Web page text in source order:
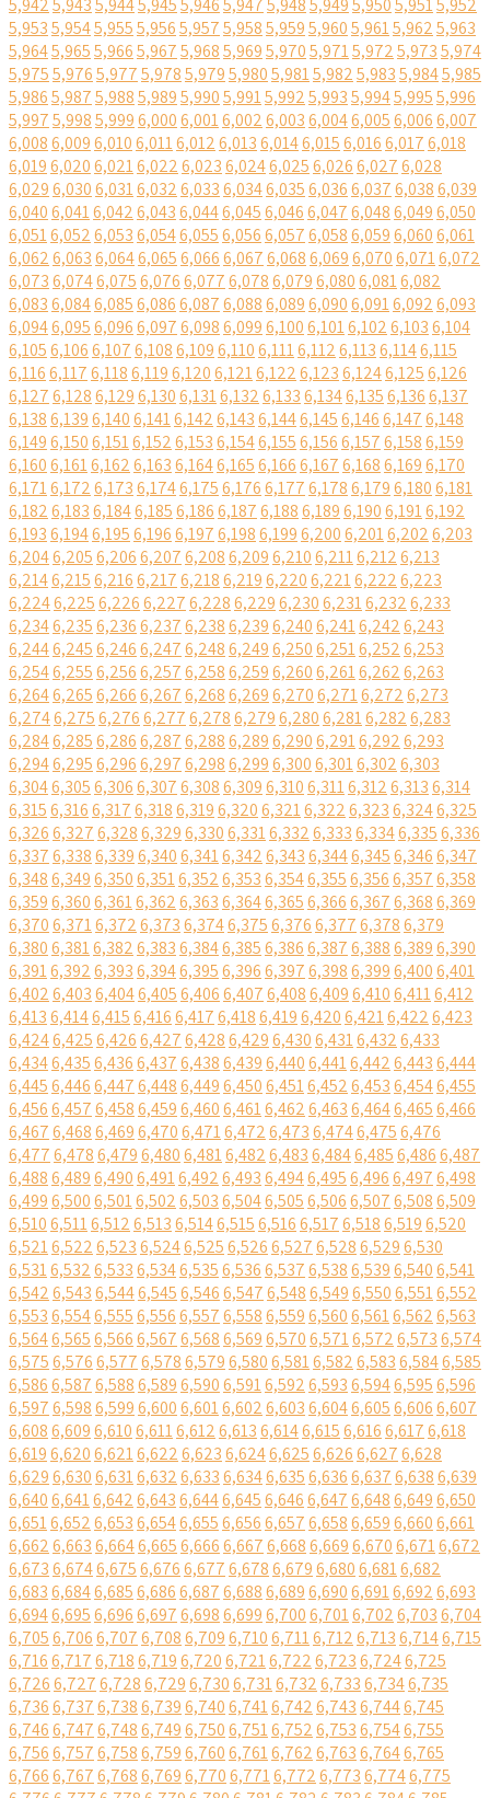
5,9425,9435,9445,9455,9465,9475,9485,9495,9505,9515,952
5,9535,9545,9555,9565,9575,9585,9595,9605,9615,9625,963
5,9645,9655,9665,9675,9685,9695,9705,9715,9725,9735,974
5,9755,9765,9775,9785,9795,9805,9815,9825,9835,9845,985
5,9865,9875,9885,9895,9905,9915,9925,9935,9945,9955,996
5,9975,9985,9996,0006,0016,0026,0036,0046,0056,0066,007
6,0086,0096,0106,0116,0126,0136,0146,0156,0166,0176,018
6,0196,0206,0216,0226,0236,0246,0256,0266,0276,028
6,0296,0306,0316,0326,0336,0346,0356,0366,0376,0386,039
6,0406,0416,0426,0436,0446,0456,0466,0476,0486,0496,050
6,0516,0526,0536,0546,0556,0566,0576,0586,0596,0606,061
6,0626,0636,0646,0656,0666,0676,0686,0696,0706,0716,072
6,0736,0746,0756,0766,0776,0786,0796,0806,0816,082
6,0836,0846,0856,0866,0876,0886,0896,0906,0916,0926,093
6,0946,0956,0966,0976,0986,0996,1006,1016,1026,1036,104
6,1056,1066,1076,1086,1096,1106,1116,1126,1136,1146,115
6,1166,1176,1186,1196,1206,1216,1226,1236,1246,1256,126
6,1276,1286,1296,1306,1316,1326,1336,1346,1356,1366,137
6,1386,1396,1406,1416,1426,1436,1446,1456,1466,1476,148
6,1496,1506,1516,1526,1536,1546,1556,1566,1576,1586,159
6,1606,1616,1626,1636,1646,1656,1666,1676,1686,1696,170
6,1716,1726,1736,1746,1756,1766,1776,1786,1796,1806,181
6,1826,1836,1846,1856,1866,1876,1886,1896,1906,1916,192
6,1936,1946,1956,1966,1976,1986,1996,2006,2016,2026,203
6,2046,2056,2066,2076,2086,2096,2106,2116,2126,213
6,2146,2156,2166,2176,2186,2196,2206,2216,2226,223
6,2246,2256,2266,2276,2286,2296,2306,2316,2326,233
6,2346,2356,2366,2376,2386,2396,2406,2416,2426,243
6,2446,2456,2466,2476,2486,2496,2506,2516,2526,253
6,2546,2556,2566,2576,2586,2596,2606,2616,2626,263
6,2646,2656,2666,2676,2686,2696,2706,2716,2726,273
6,2746,2756,2766,2776,2786,2796,2806,2816,2826,283
6,2846,2856,2866,2876,2886,2896,2906,2916,2926,293
6,2946,2956,2966,2976,2986,2996,3006,3016,3026,303
6,3046,3056,3066,3076,3086,3096,3106,3116,3126,3136,314
6,3156,3166,3176,3186,3196,3206,3216,3226,3236,3246,325
6,3266,3276,3286,3296,3306,3316,3326,3336,3346,3356,336
6,3376,3386,3396,3406,3416,3426,3436,3446,3456,3466,347
6,3486,3496,3506,3516,3526,3536,3546,3556,3566,3576,358
6,3596,3606,3616,3626,3636,3646,3656,3666,3676,3686,369
6,3706,3716,3726,3736,3746,3756,3766,3776,3786,379
6,3806,3816,3826,3836,3846,3856,3866,3876,3886,3896,390
6,3916,3926,3936,3946,3956,3966,3976,3986,3996,4006,401
6,4026,4036,4046,4056,4066,4076,4086,4096,4106,4116,412
6,4136,4146,4156,4166,4176,4186,4196,4206,4216,4226,423
6,4246,4256,4266,4276,4286,4296,4306,4316,4326,433
6,4346,4356,4366,4376,4386,4396,4406,4416,4426,4436,444
6,4456,4466,4476,4486,4496,4506,4516,4526,4536,4546,455
6,4566,4576,4586,4596,4606,4616,4626,4636,4646,4656,466
6,4676,4686,4696,4706,4716,4726,4736,4746,4756,476
6,4776,4786,4796,4806,4816,4826,4836,4846,4856,4866,487
6,4886,4896,4906,4916,4926,4936,4946,4956,4966,4976,498
6,4996,5006,5016,5026,5036,5046,5056,5066,5076,5086,509
6,5106,5116,5126,5136,5146,5156,5166,5176,5186,5196,520
6,5216,5226,5236,5246,5256,5266,5276,5286,5296,530
6,5316,5326,5336,5346,5356,5366,5376,5386,5396,5406,541
6,5426,5436,5446,5456,5466,5476,5486,5496,5506,5516,552
6,5536,5546,5556,5566,5576,5586,5596,5606,5616,5626,563
6,5646,5656,5666,5676,5686,5696,5706,5716,5726,5736,574
6,5756,5766,5776,5786,5796,5806,5816,5826,5836,5846,585
6,5866,5876,5886,5896,5906,5916,5926,5936,5946,5956,596
6,5976,5986,5996,6006,6016,6026,6036,6046,6056,6066,607
6,6086,6096,6106,6116,6126,6136,6146,6156,6166,6176,618
6,6196,6206,6216,6226,6236,6246,6256,6266,6276,628
6,6296,6306,6316,6326,6336,6346,6356,6366,6376,6386,639
6,6406,6416,6426,6436,6446,6456,6466,6476,6486,6496,650
6,6516,6526,6536,6546,6556,6566,6576,6586,6596,6606,661
6,6626,6636,6646,6656,6666,6676,6686,6696,6706,6716,672
6,6736,6746,6756,6766,6776,6786,6796,6806,6816,682
6,6836,6846,6856,6866,6876,6886,6896,6906,6916,6926,693
6,6946,6956,6966,6976,6986,6996,7006,7016,7026,7036,704
6,7056,7066,7076,7086,7096,7106,7116,7126,7136,7146,715
6,7166,7176,7186,7196,7206,7216,7226,7236,7246,725
6,7266,7276,7286,7296,7306,7316,7326,7336,7346,735
6,7366,7376,7386,7396,7406,7416,7426,7436,7446,745
6,7466,7476,7486,7496,7506,7516,7526,7536,7546,755
6,7566,7576,7586,7596,7606,7616,7626,7636,7646,765
6,7666,7676,7686,7696,7706,7716,7726,7736,7746,775